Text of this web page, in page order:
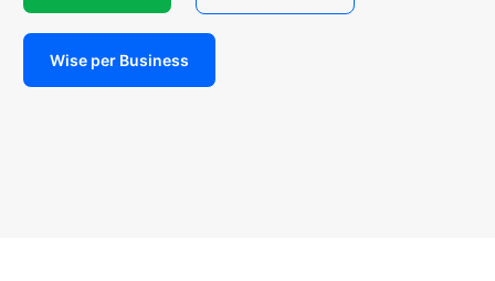
Wise per Business